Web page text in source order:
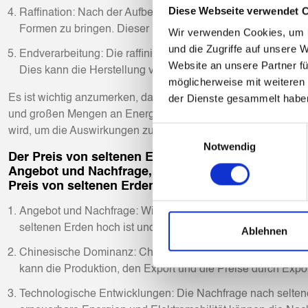
Diese Webseite verwendet
Wir verwenden Cookies,
und die Zugriffe auf unsere
Website an unsere Partner
möglicherweise mit
der Dienste gesammelt
Einwilligungsauswahl
Notwendig
Ablehnen
Raffination: Nach der Aufbereitung werden die seltenen
Formen zu bringen. Dieser Prozess wird als Raffination
Endverarbeitung: Die raffinierten seltenen Erden werden
Dies kann die Herstellung von Legierungen, Magneten,
Es ist wichtig anzumerken, dass der Abbau von seltenen
und großen Mengen an Energie und Wasser. Eine
wird, um die Auswirkungen zu minimieren.
Der Preis von seltenen Erden kann stark
Angebot und Nachfrage, geopolitische
Preis von seltenen Erden beeinflussen können:
Angebot und Nachfrage: Wie bei den meisten Rohstoffen
seltenen Erden hoch ist und das Angebot begrenzt, steigt
Chinesische Dominanz: China ist der weltweit größte
kann die Produktion, den Export und die Preise durch
Technologische Entwicklungen: Die Nachfrage nach